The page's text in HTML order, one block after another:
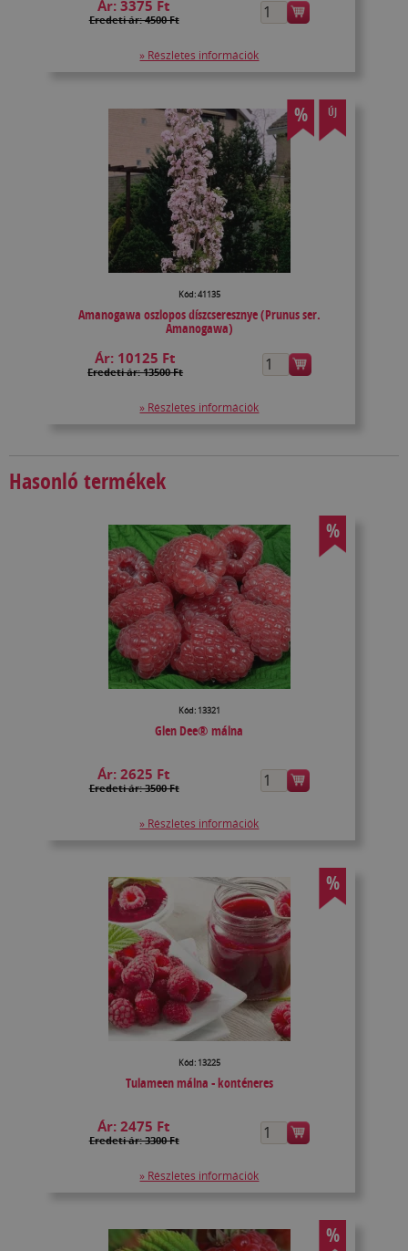
Ár:3375 Ft
Eredeti ár: 4500 Ft
» Részletes információk
% ÚJ
Kód: 41135
Amanogawa oszlopos díszcseresznye (Prunus ser.
Amanogawa)
Ár: 10125 Ft
Eredeti ár: 13500 Ft
» Részletes információk
Hasonló termékek
%
Kód: 13321
Glen Dee® málna
Ár:2625 Ft
Eredeti ár: 3500 Ft
» Részletes információk
%
Kód: 13225
Tulameen málna - konténeres
Ár:2475 Ft
Eredeti ár: 3300 Ft
» Részletes információk
%